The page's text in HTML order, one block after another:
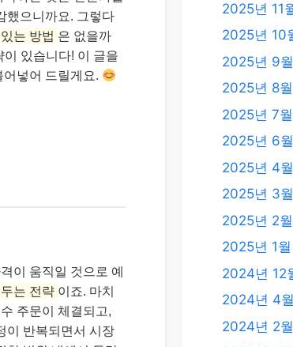
했으니까요. 그렇다
는 방법 은 없을까
이 있습니다! 이 글을
넣어 드릴게요.
이 움직일 것으로 예
는 전략 이죠. 마치
주문이 체결되고,
이 반복되면서 시장
2025년 11
2025년 10
2025년 9월
2025년 8월
2025년 7월
2025년 6월
2025년 4월
2025년 3월
2025년 2월
2025년 1월
2024년 12
2024년 4월
2024년 2월